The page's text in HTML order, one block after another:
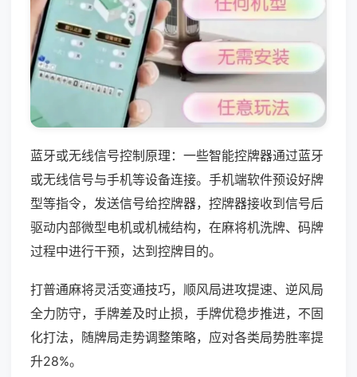
蓝牙或无线信号控制原理：一些智能控牌器通过蓝牙
或无线信号与手机等设备连接。手机端软件预设好牌
型等指令，发送信号给控牌器，控牌器接收到信号后
驱动内部微型电机或机械结构，在麻将机洗牌、码牌
过程中进行干预，达到控牌目的。
打普通麻将灵活变通技巧，顺风局进攻提速、逆风局
全力防守，手牌差及时止损，手牌优稳步推进，不固
化打法，随牌局走势调整策略，应对各类局势胜率提
升28%。